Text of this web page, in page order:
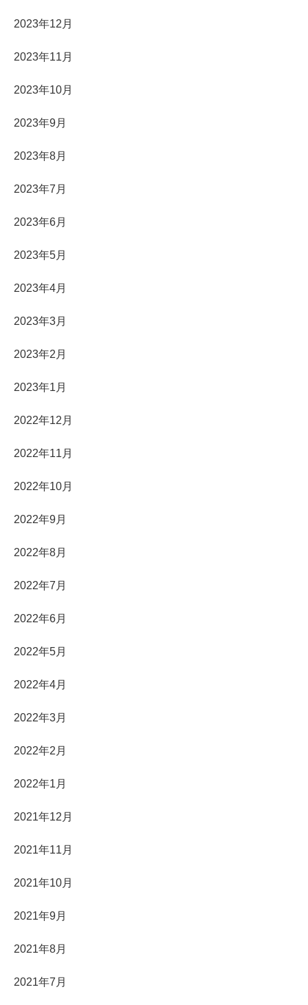
2023年12月
2023年11月
2023年10月
2023年9月
2023年8月
2023年7月
2023年6月
2023年5月
2023年4月
2023年3月
2023年2月
2023年1月
2022年12月
2022年11月
2022年10月
2022年9月
2022年8月
2022年7月
2022年6月
2022年5月
2022年4月
2022年3月
2022年2月
2022年1月
2021年12月
2021年11月
2021年10月
2021年9月
2021年8月
2021年7月